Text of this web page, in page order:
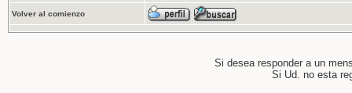
Volver al comienzo
Si desea responder a un
Si Ud. no esta